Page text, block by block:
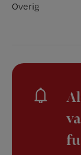
Overig